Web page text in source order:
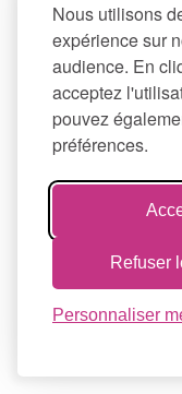
Nous utilisons
expérience sur
audience. En
acceptez
pouvez
préférences.
Refuser
Personnaliser